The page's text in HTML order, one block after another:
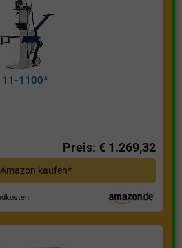
11-1100*
Preis: € 1.269,32
kaufen*